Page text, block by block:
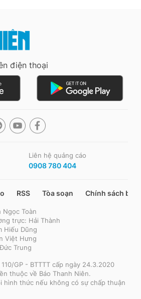
điện thoại
Liên hệ quảng cáo
0908 780 404
RSS Tòa soạn Chính sách bảo
Toàn
trực: Hải Thành
Hiếu Dũng
Việt Hưng
Trung
GP - BTTTT cấp ngày 24.3.2020
thuộc về Báo Thanh Niên.
hình thức nếu không có sự chấp thuận